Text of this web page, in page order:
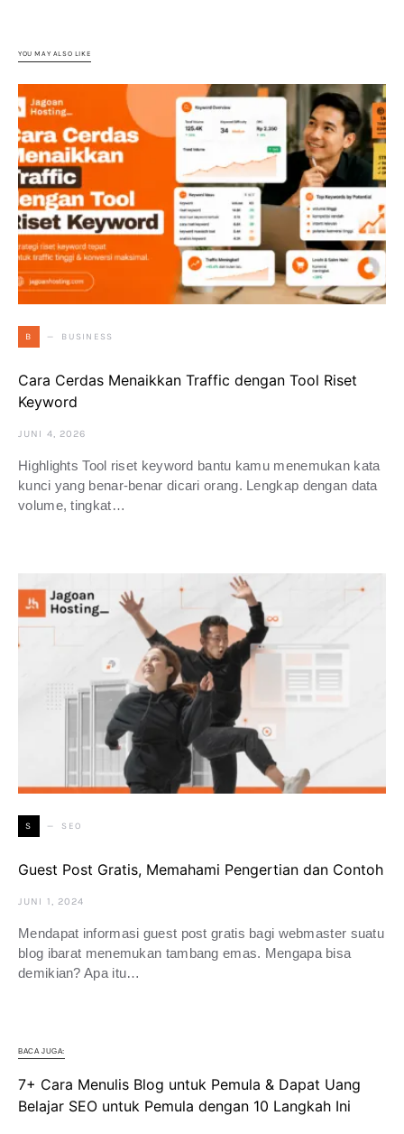
YOU MAY ALSO LIKE
B BUSINESS
Cara Cerdas Menaikkan Traffic dengan Tool Riset
Keyword
JUNI 4, 2026
Highlights Tool riset keyword bantu kamu menemukan kata
kunci yang benar-benar dicari orang. Lengkap dengan data
volume, tingkat…
S SEO
Guest Post Gratis, Memahami Pengertian dan Contoh
JUNI 1, 2024
Mendapat informasi guest post gratis bagi webmaster suatu
blog ibarat menemukan tambang emas. Mengapa bisa
demikian? Apa itu…
BACA JUGA:
7+ Cara Menulis Blog untuk Pemula & Dapat Uang
Belajar SEO untuk Pemula dengan 10 Langkah Ini